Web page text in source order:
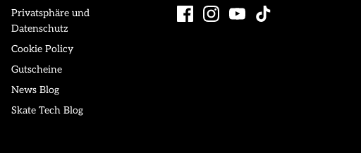
Privatsphäre und
Datenschutz
Cookie Policy
Gutscheine
News Blog
Skate Tech Blog